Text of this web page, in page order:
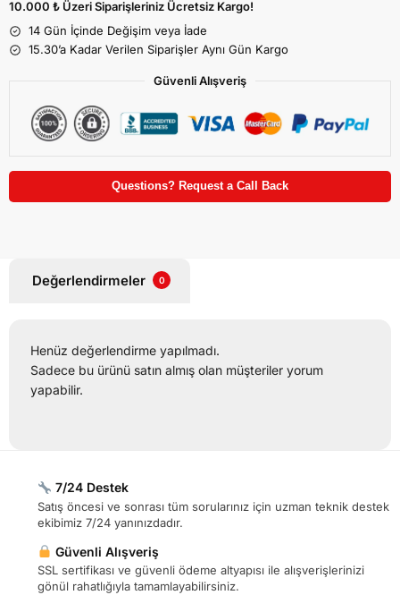
10.000 ₺ Üzeri Siparişleriniz Ücretsiz Kargo!
14 Gün İçinde Değişim veya İade
15.30’a Kadar Verilen Siparişler Aynı Gün Kargo
Güvenli Alışveriş
Questions? Request a Call Back
Değerlendirmeler 0
Henüz değerlendirme yapılmadı.
Sadece bu ürünü satın almış olan müşteriler yorum
yapabilir.
7/24 Destek
Satış öncesi ve sonrası tüm sorularınız için uzman teknik destek
ekibimiz 7/24 yanınızdadır.
Güvenli Alışveriş
SSL sertifikası ve güvenli ödeme altyapısı ile alışverişlerinizi
gönül rahatlığıyla tamamlayabilirsiniz.